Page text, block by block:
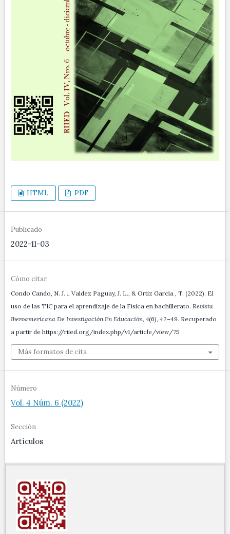
HTML PDF
Publicado
2022-11-03
Cómo citar
Condo Cando, N. J. ., Valdez Paguay, J. L., & Ortiz García , T. (2022). El
uso de las TIC para el aprendizaje de la Física en bachillerato. Revista
Iberoamericana De Investigación En Educación, 4(6), 42–49. Recuperado
a partir de https://riied.org/index.php/v1/article/view/75
Más formatos de cita
Número
Vol. 4 Núm. 6 (2022)
Sección
Artículos